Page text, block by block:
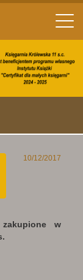
10/12/2017
w